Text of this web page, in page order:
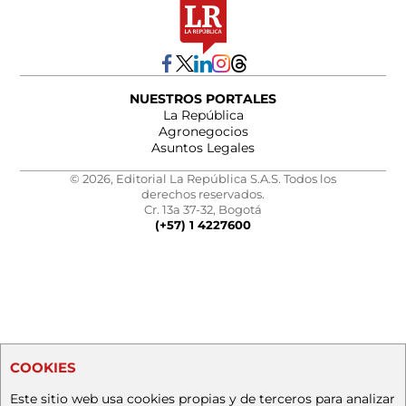
NUESTROS PORTALES
La República
Agronegocios
Asuntos Legales
© 2026, Editorial La República S.A.S. Todos los
derechos reservados.
Cr. 13a 37-32, Bogotá
(+57) 1 4227600
COOKIES
Este sitio web usa cookies propias y de terceros para analizar